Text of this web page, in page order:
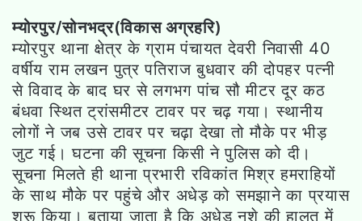
म्योरपुर/सोनभद्र(विकास अग्रहरि)
म्योरपुर थाना क्षेत्र के ग्राम पंचायत देवरी निवासी 40
वर्षीय राम लखन पुत्र पतिराज बुधवार की दोपहर पत्नी
से विवाद के बाद घर से लगभग पांच सौ मीटर दूर कठ
बंधवा स्थित ट्रांसमीटर टावर पर चढ़ गया। स्थानीय
लोगों ने जब उसे टावर पर चढ़ा देखा तो मौके पर भीड़
जुट गई। घटना की सूचना किसी ने पुलिस को दी।
सूचना मिलते ही थाना प्रभारी रविकांत मिश्र हमराहियों
के साथ मौके पर पहुंचे और अधेड़ को समझाने का प्रयास
शुरू किया। बताया जाता है कि अधेड़ नशे की हालत में